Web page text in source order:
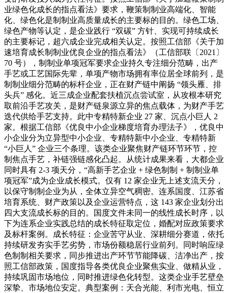
业绿色化成长的指点看法》要求，鞭策制制业高端化、智能
化、绿色化是制制业高质量成长的主要标的目的。绿色工场、
绿色产物等认定，是企业践行 “双碳” 方针、实现可持续成长
的主要标记，超六成企业完成相关认定。按照工信部《关于加
速培育成长制制业优良企业的指点看法》（工信部联〔2021〕
70 号），制制业单项冠军要求企业持久专注细分范畴，出产
手艺或工艺国际先辈，单项产物市场拥有率位居全球前列，是
制制业细分范畴的标杆企业，正在财产链中阐扬 “领头雁、排
头兵” 感化。近三成企业配套扶植沉点尝试室，从攻根本研究
取前沿手艺攻关，是财产链泉源立异的焦点载体，为财产手艺
迭代供给手艺支持。此中专精特新企业 27 家、沉点小巨人 2
家。根据工信部《优良中小企业梯度培育办理法子》，优良中
小企业分为立异型中小企业、专精特新中小企业、专精特新
“小巨人” 企业三个条理。该类企业聚焦财产链环节环节，控
制焦点手艺，补链强链感化凸起。从统计成果来看，大都企业
同时具有 2-3 项天分，“高新手艺企业 + 绿色制制 + 制制业单
项冠军”成为企业成长模式。仅有 12 家企业无上述支流天分，
以保守制制企业为从，全体立异空气稠密。连系国度、江苏省
培育系统、财产政策以及企业运营特点，这 143 家企业划分出
四大支流成长标的目的。国度文件未同一的线性成长时序，以
下为连系企业实践总结的成长特征取定位，婚配对应政策要求
及标杆案例。成长特征：企业苦守从业、深耕细分赛道，依托
持续研发夯实手艺劣势，市场份额稳居行业前列。同时响应绿
色制制相关要求，同步推进出产环节节能降碳、洁净出产，按
照工信部政策，国度指导各类优良企业聚焦实业、做精从业，
持续巩固市场地位，同时推进绿色化转型。这类企业手艺壁垒
深挚、市场地位安定。典型案例：天合光能、利市光电、恒立